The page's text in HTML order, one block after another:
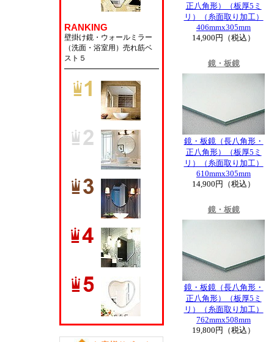
RANKING
壁掛け鏡・ウォールミラー
（洗面・浴室用） 売れ筋ベ
スト５
正八角形）（板厚5ミ
リ）（糸面取り加工）
406mmx305mm
14,900円（税込）
鏡・板鏡
鏡・板鏡（長八角形・
正八角形）（板厚5ミ
リ）（糸面取り加工）
610mmx305mm
14,900円（税込）
鏡・板鏡
鏡・板鏡（長八角形・
正八角形）（板厚5ミ
リ）（糸面取り加工）
762mmx508mm
19,800円（税込）